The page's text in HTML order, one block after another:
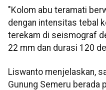
"Kolom abu teramati
dengan intensitas tebal
terekam di seismograf
22 mm dan durasi 120
Liswanto menjelaskan,
Gunung Semeru berada